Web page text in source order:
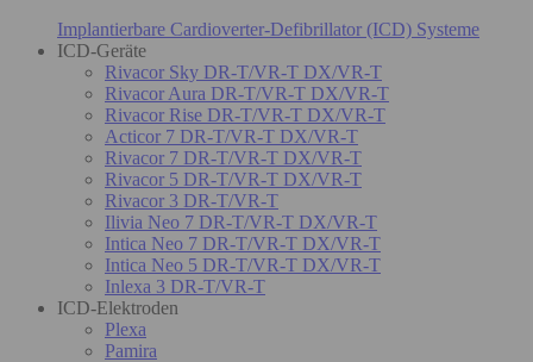
Implantierbare Cardioverter-Defibrillator (ICD) Systeme
ICD-Geräte
Rivacor Sky DR-T/VR-T DX/VR-T
Rivacor Aura DR-T/VR-T DX/VR-T
Rivacor Rise DR-T/VR-T DX/VR-T
Acticor 7 DR-T/VR-T DX/VR-T
Rivacor 7 DR-T/VR-T DX/VR-T
Rivacor 5 DR-T/VR-T DX/VR-T
Rivacor 3 DR-T/VR-T
Ilivia Neo 7 DR-T/VR-T DX/VR-T
Intica Neo 7 DR-T/VR-T DX/VR-T
Intica Neo 5 DR-T/VR-T DX/VR-T
Inlexa 3 DR-T/VR-T
ICD-Elektroden
Plexa
Pamira